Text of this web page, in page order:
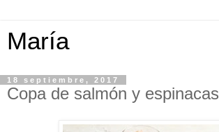
María
18 septiembre, 2017
Copa de salmón y espinacas